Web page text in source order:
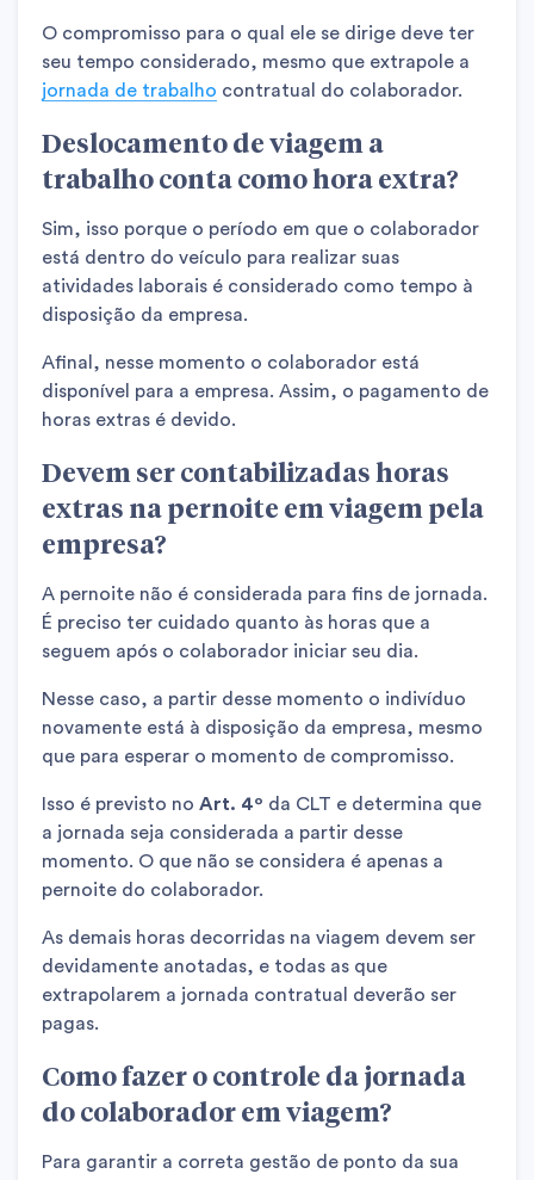
O compromisso para o qual ele se dirige deve ter
seu tempo considerado, mesmo que extrapole a
jornada de trabalho contratual do colaborador.
Deslocamento de viagem a
trabalho conta como hora extra?
Sim, isso porque o período em que o colaborador
está dentro do veículo para realizar suas
atividades laborais é considerado como tempo à
disposição da empresa.
Afinal, nesse momento o colaborador está
disponível para a empresa. Assim, o pagamento de
horas extras é devido.
Devem ser contabilizadas horas
extras na pernoite em viagem pela
empresa?
A pernoite não é considerada para fins de jornada.
É preciso ter cuidado quanto às horas que a
seguem após o colaborador iniciar seu dia.
Nesse caso, a partir desse momento o indivíduo
novamente está à disposição da empresa, mesmo
que para esperar o momento de compromisso.
Isso é previsto no Art. 4º da CLT e determina que
a jornada seja considerada a partir desse
momento. O que não se considera é apenas a
pernoite do colaborador.
As demais horas decorridas na viagem devem ser
devidamente anotadas, e todas as que
extrapolarem a jornada contratual deverão ser
pagas.
Como fazer o controle da jornada
do colaborador em viagem?
Para garantir a correta gestão de ponto da sua